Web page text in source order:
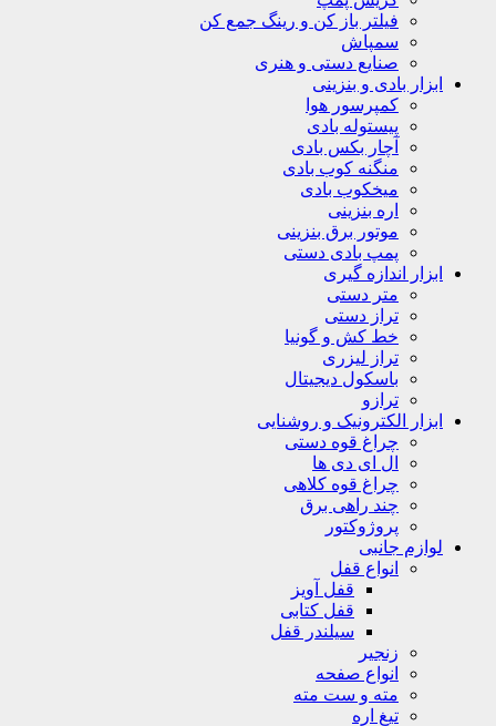
فیلتر باز کن و رینگ جمع کن
سمپاش
صنایع دستی و هنری
ابزار بادی و بنزینی
کمپرسور هوا
پیستوله بادی
آچار بکس بادی
منگنه کوب بادی
میخکوب بادی
اره بنزینی
موتور برق بنزینی
پمپ بادی دستی
ابزار اندازه گیری
متر دستی
تراز دستی
خط کش و گونیا
تراز لیزری
باسکول دیجیتال
ترازو
ابزار الکترونیک و روشنایی
چراغ قوه دستی
ال ای دی ها
چراغ قوه کلاهی
چند راهی برق
پروژوکتور
لوازم جانبی
انواع قفل
قفل آویز
قفل کتابی
سیلندر قفل
زنجیر
انواع صفحه
مته و ست مته
تیغ اره